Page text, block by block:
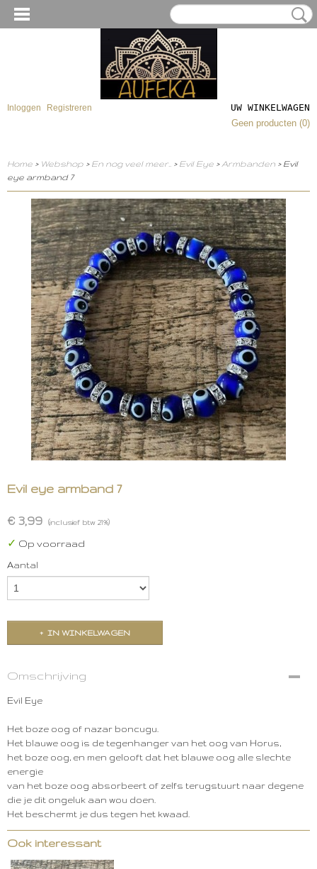
Inloggen Registreren
UW WINKELWAGEN
Geen producten (0)
Home > Webshop > En nog veel meer.. > Evil Eye > Armbanden > Evil
eye armband 7
Evil eye armband 7
€ 3,99 (inclusief btw 21%)
✓ Op voorraad
Aantal
IN WINKELWAGEN
Omschrijving
Evil Eye
Het boze oog of nazar boncugu.
Het blauwe oog is de tegenhanger van het oog van Horus,
het boze oog, en men gelooft dat het blauwe oog alle slechte
energie
van het boze oog absorbeert of zelfs terugstuurt naar degene
die je dit ongeluk aan wou doen.
Het beschermt je dus tegen het kwaad.
Ook interessant